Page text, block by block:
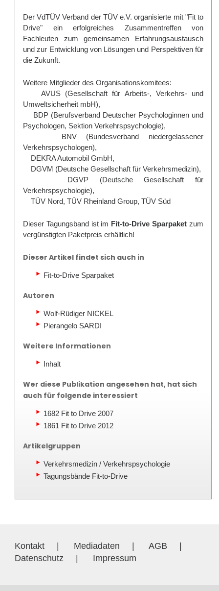
DerVdTÜV Verband der TÜV e.V. organisierte mit "Fit to
Drive" ein erfolgreiches Zusammentreffen von
Fachleuten zum gemeinsamen Erfahrungsaustausch
und zur Entwicklung von Lösungen und Perspektiven für
die Zukunft.
Weitere Mitglieder des Organisationskomitees:
AVUS (Gesellschaft für Arbeits-, Verkehrs- und
Umweltsicherheit mbH),
BDP (Berufsverband Deutscher Psychologinnen und
Psychologen, Sektion Verkehrspsychologie),
BNV (Bundesverband niedergelassener
Verkehrspsychologen),
DEKRA Automobil GmbH,
DGVM (Deutsche Gesellschaft für Verkehrsmedizin),
DGVP (Deutsche Gesellschaft für
Verkehrspsychologie),
TÜV Nord, TÜV Rheinland Group, TÜV Süd
Dieser Tagungsband ist im Fit-to-Drive Sparpaket zum
vergünstigten Paketpreis erhältlich!
Dieser Artikel findet sich auch in
Fit-to-Drive Sparpaket
Autoren
Wolf-Rüdiger NICKEL
Pierangelo SARDI
Weitere Informationen
Inhalt
Wer diese Publikation angesehen hat, hat sich
auch für folgende interessiert
1682 Fit to Drive 2007
1861 Fit to Drive 2012
Artikelgruppen
Verkehrsmedizin / Verkehrspsychologie
Tagungsbände Fit-to-Drive
Kontakt Mediadaten AGB
Datenschutz
Impressum